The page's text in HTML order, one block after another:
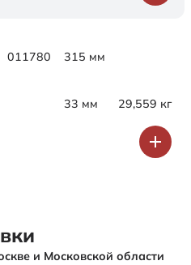
011780 315 мм
33 мм 29,559 кг
и Московской области